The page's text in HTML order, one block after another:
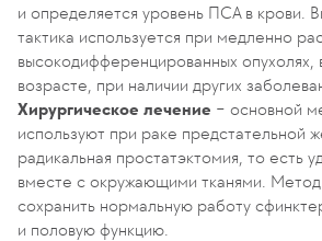
и определяется уровень ПСА в крови.
тактика используется при медленно
высокодифференцированных опухолях,
возрасте, при наличии других
Хирургическое лечение − основной
используют при раке предстательной
радикальная простатэктомия, то есть
вместе с окружающими тканями. Метод
сохранить нормальную работу
и половую функцию.